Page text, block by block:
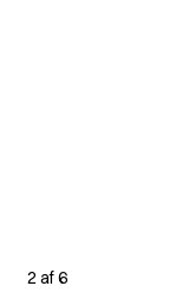
2 af 6